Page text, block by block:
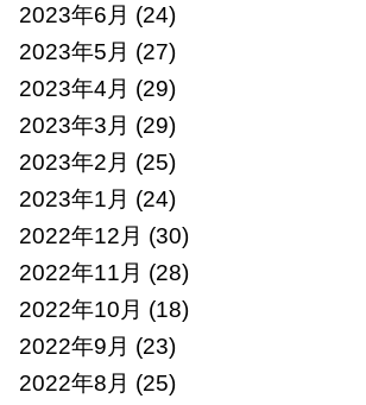
2023年6月 (24)
2023年5月 (27)
2023年4月 (29)
2023年3月 (29)
2023年2月 (25)
2023年1月 (24)
2022年12月 (30)
2022年11月 (28)
2022年10月 (18)
2022年9月 (23)
2022年8月 (25)